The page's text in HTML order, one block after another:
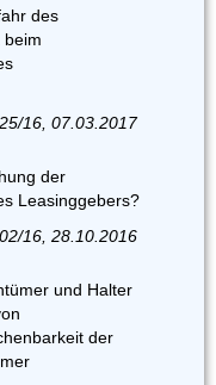
des
beim
16, 07.03.2017
der
Leasinggebers?
16, 28.10.2016
und Halter
der